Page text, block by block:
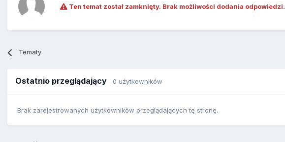
Ten temat został zamknięty. Brak możliwości dodania odpowiedzi.
Tematy
Ostatnio przeglądający 0 użytkowników
Brak zarejestrowanych użytkowników przeglądających tę stronę.